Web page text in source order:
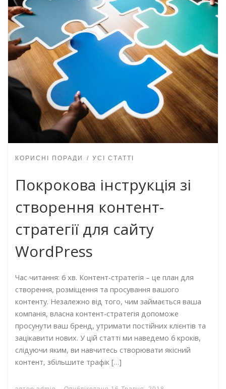
КОРИСНІ ПОРАДИ УСІ СТАТТІ
Покрокова інструкція зі
створення контент-
стратегії для сайту
WordPress
Час читання: 6 хв. Контент-стратегія – це план для
створення, розміщення та просування вашого
контенту. Незалежно від того, чим займається ваша
компанія, власна контент-стратегія допоможе
просунути ваш бренд, утримати постійних клієнтів та
зацікавити нових. У цій статті ми наведемо 6 кроків,
слідуючи яким, ви навчитесь створювати якісний
контент, збільшите трафік […]